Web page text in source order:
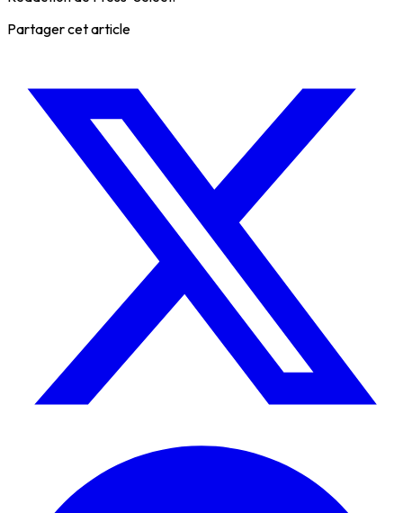
Partager cet article